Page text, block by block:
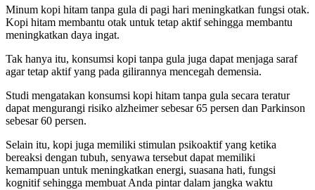
Minum kopi hitam tanpa gula di pagi hari meningkatkan fungsi otak.
Kopi hitam membantu otak untuk tetap aktif sehingga membantu
meningkatkan daya ingat.
Tak hanya itu, konsumsi kopi tanpa gula juga dapat menjaga saraf
agar tetap aktif yang pada gilirannya mencegah demensia.
Studi mengatakan konsumsi kopi hitam tanpa gula secara teratur
dapat mengurangi risiko alzheimer sebesar 65 persen dan Parkinson
sebesar 60 persen.
Selain itu, kopi juga memiliki stimulan psikoaktif yang ketika
bereaksi dengan tubuh, senyawa tersebut dapat memiliki
kemampuan untuk meningkatkan energi, suasana hati, fungsi
kognitif sehingga membuat Anda pintar dalam jangka waktu